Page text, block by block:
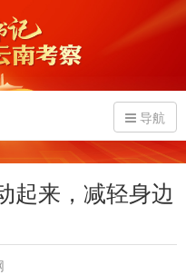
导航
起来，减轻身边